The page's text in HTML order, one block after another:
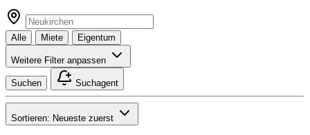
Alle Miete Eigentum
Weitere Filter anpassen
Suchen Suchagent
Sortieren: Neueste zuerst